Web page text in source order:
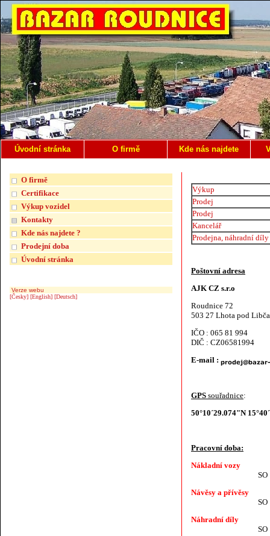
Úvodní stránka O firmě Kde nás najdete
O firmě
Certifikace
Výkup vozidel
Kontakty
Kde nás najdete ?
Prodejní doba
Úvodní stránka
Verze webu
[Česky] [English] [Deutsch]
Výkup
Prodej
Prodej
Kancelář
Prodejna, náhradní díly
Poštovní adresa
AJK CZ s.r.o
Roudnice 72
503 27 Lhota pod
IČO : 065 81 994
DIČ : CZ06581994
E-mail :
GPS souřadnice:
50°10´29.074"N
Pracovní doba:
Nákladní vozy
SO
Návěsy a přívěsy
SO
Náhradní díly
SO